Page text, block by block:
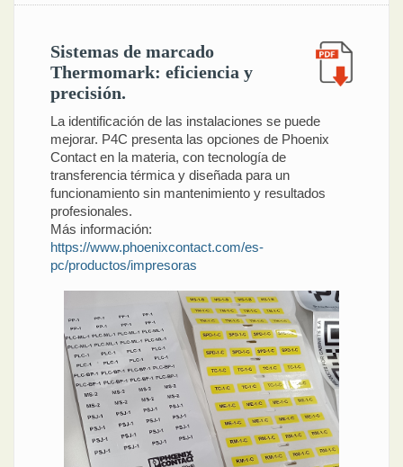
Sistemas de marcado
Thermomark: eficiencia y
precisión.
La identificación de las instalaciones se puede
mejorar. P4C presenta las opciones de Phoenix
Contact en la materia, con tecnología de
transferencia térmica y diseñada para un
funcionamiento sin mantenimiento y resultados
profesionales.
Más información:
https://www.phoenixcontact.com/es-
pc/productos/impresoras